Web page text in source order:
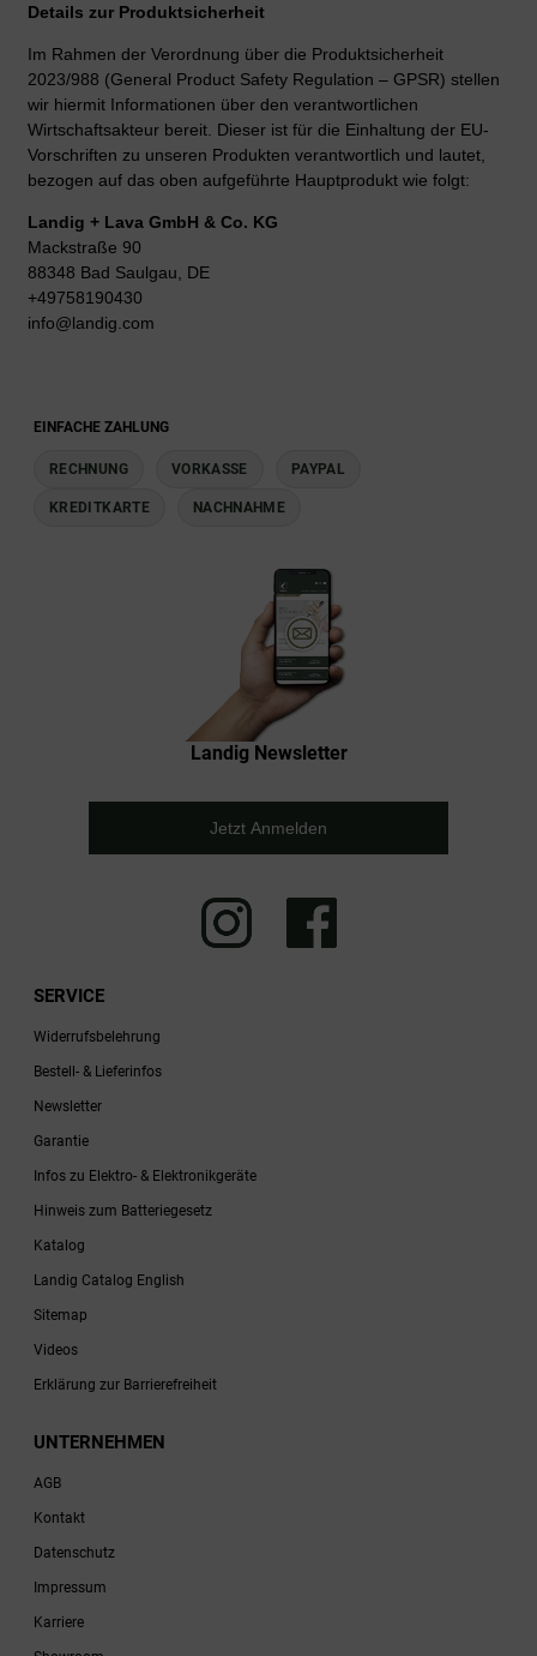
Details zur Produktsicherheit
Im Rahmen der Verordnung über die Produktsicherheit
2023/988 (General Product Safety Regulation – GPSR) stellen
wir hiermit Informationen über den verantwortlichen
Wirtschaftsakteur bereit. Dieser ist für die Einhaltung der EU-
Vorschriften zu unseren Produkten verantwortlich und lautet,
bezogen auf das oben aufgeführte Hauptprodukt wie folgt:
Landig + Lava GmbH & Co. KG
Mackstraße 90
88348 Bad Saulgau, DE
+49758190430
info@landig.com
EINFACHE ZAHLUNG
RECHNUNG VORKASSE PAYPAL
KREDITKARTE NACHNAHME
Landig Newsletter
Jetzt Anmelden
SERVICE
Widerrufsbelehrung
Bestell- & Lieferinfos
Newsletter
Garantie
Infos zu Elektro- & Elektronikgeräte
Hinweis zum Batteriegesetz
Katalog
Landig Catalog English
Sitemap
Videos
Erklärung zur Barrierefreiheit
UNTERNEHMEN
AGB
Kontakt
Datenschutz
Impressum
Karriere